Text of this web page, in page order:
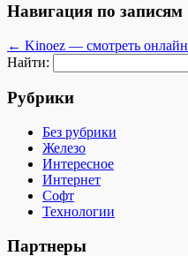
Навигация по записям
← Kinoez — смотреть онлайн
Найти:
Рубрики
Без рубрики
Железо
Интересное
Интернет
Софт
Технологии
Партнеры